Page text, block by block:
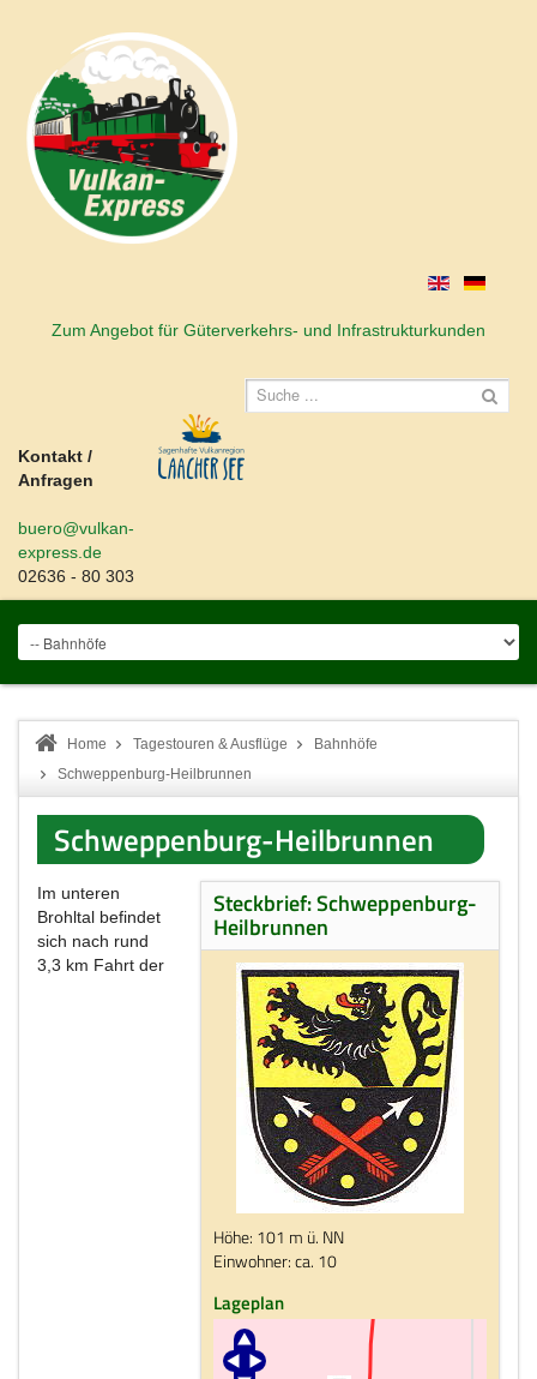
Zum Angebot für Güterverkehrs- und Infrastrukturkunden
Kontakt /
Anfragen
buero@vulkan-
express.de
02636 - 80 303
Home Tagestouren & Ausflüge
Bahnhöfe
Schweppenburg-Heilbrunnen
Schweppenburg-Heilbrunnen
Steckbrief: Schweppenburg-
Heilbrunnen
Höhe: 101 m ü. NN
Einwohner: ca. 10
Lageplan
Im unteren
Brohltal befindet
sich nach rund
3,3 km Fahrt der